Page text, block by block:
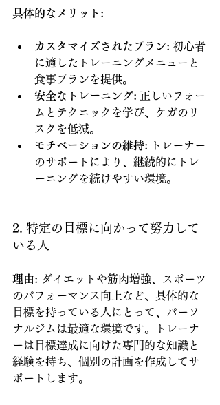
具体的なメリット:
カスタマイズされたプラン: 初心者
に適したトレーニングメニューと
食事プランを提供。
安全なトレーニング: 正しいフォー
ムとテクニックを学び、ケガのリ
スクを低減。
モチベーションの維持: トレーナー
のサポートにより、継続的にトレ
ーニングを続けやすい環境。
2. 特定の目標に向かって努力して
いる人
理由: ダイエットや筋肉増強、スポーツ
のパフォーマンス向上など、具体的な
目標を持っている人にとって、パーソ
ナルジムは最適な環境です。トレーナ
ーは目標達成に向けた専門的な知識と
経験を持ち、個別の計画を作成してサ
ポートします。